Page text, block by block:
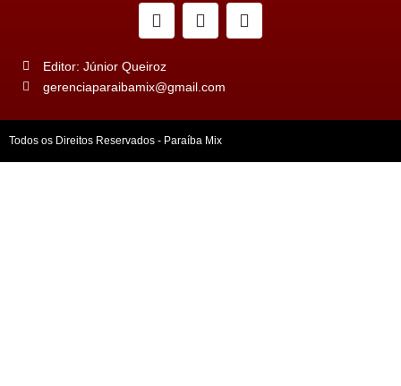
Editor: Júnior Queiroz
gerenciaparaibamix@gmail.com
Todos os Direitos Reservados - Paraíba Mix